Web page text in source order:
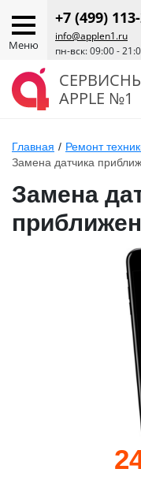
Меню
+7 (499)
info@applen1.ru
пн-вск: 09:00 -
APPLE №1
Главная / Ремонт
Замена датчика
Замена